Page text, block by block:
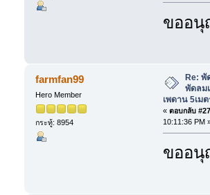
ขออนุ
farmfan99
Hero Member
กระทู้: 8954
Re: พั
พัดลม
เพดาน 5เม
« ตอบกลับ
10:11:36 PM
ขออนุ